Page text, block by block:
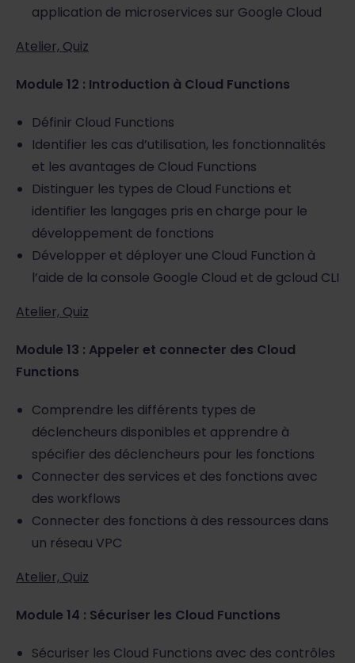
application de microservices sur Google Cloud
Atelier, Quiz
Module 12 : Introduction à Cloud Functions
Définir Cloud Functions
Identifier les cas d’utilisation, les fonctionnalités
et les avantages de Cloud Functions
Distinguer les types de Cloud Functions et
identifier les langages pris en charge pour le
développement de fonctions
Développer et déployer une Cloud Function à
l’aide de la console Google Cloud et de gcloud CLI
Atelier, Quiz
Module 13 : Appeler et connecter des Cloud
Functions
Comprendre les différents types de
déclencheurs disponibles et apprendre à
spécifier des déclencheurs pour les fonctions
Connecter des services et des fonctions avec
des workflows
Connecter des fonctions à des ressources dans
un réseau VPC
Atelier, Quiz
Module 14 : Sécuriser les Cloud Functions
Sécuriser les Cloud Functions avec des contrôles